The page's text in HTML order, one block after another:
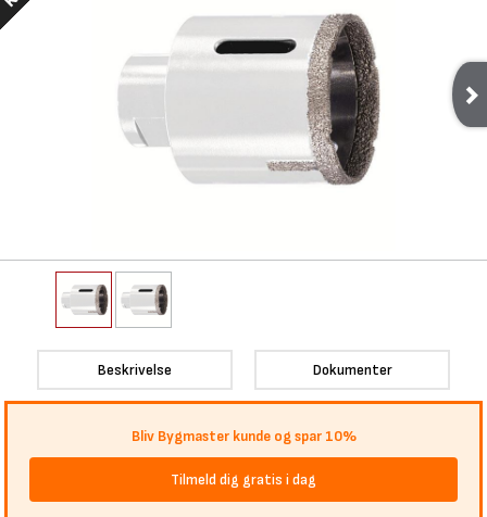
Beskrivelse Dokumenter
Bliv Bygmaster kunde og spar 10%
Tilmeld dig gratis i dag